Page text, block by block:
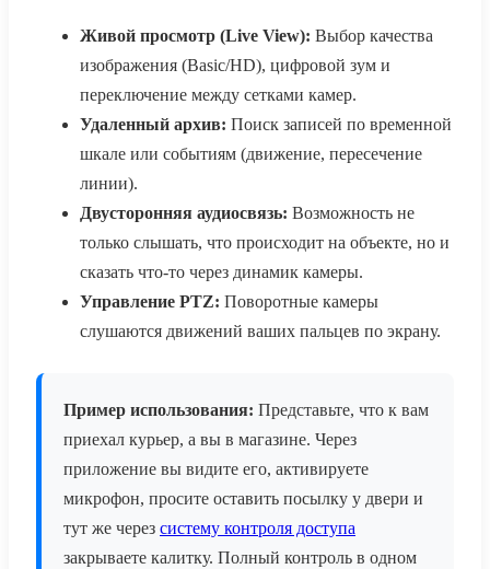
Живой просмотр (Live View): Выбор качества
изображения (Basic/HD), цифровой зум и
переключение между сетками камер.
Удаленный архив: Поиск записей по временной
шкале или событиям (движение, пересечение
линии).
Двусторонняя аудиосвязь: Возможность не
только слышать, что происходит на объекте, но и
сказать что-то через динамик камеры.
Управление PTZ: Поворотные камеры
слушаются движений ваших пальцев по экрану.
Пример использования: Представьте, что к вам
приехал курьер, а вы в магазине. Через
приложение вы видите его, активируете
микрофон, просите оставить посылку у двери и
тут же через систему контроля доступа
закрываете калитку. Полный контроль в одном